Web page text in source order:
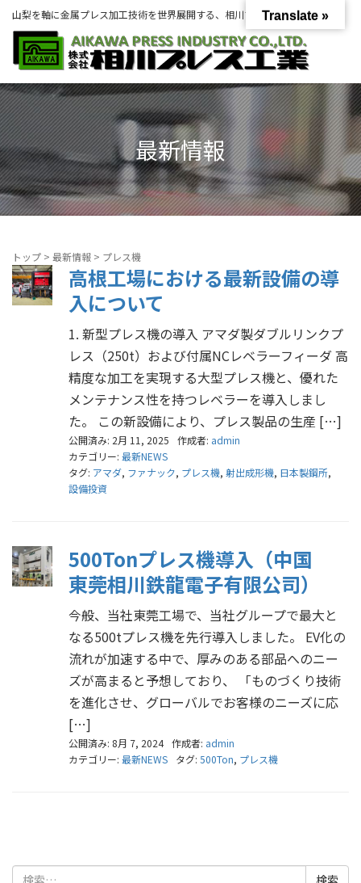
山梨を軸に金属プレス加工技術を世界展開する、相川プレス工業グループ。
最新情報
トップ > 最新情報 > プレス機
高根工場における最新設備の導
入について
1. 新型プレス機の導入 アマダ製ダブルリンクプ
レス（250t）および付属NCレベラーフィーダ 高
精度な加工を実現する大型プレス機と、優れた
メンテナンス性を持つレベラーを導入しまし
た。 この新設備により、プレス製品の生産 […]
公開済み: 2月 11, 2025 作成者: admin
カテゴリー: 最新NEWS
タグ: アマダ, ファナック, プレス機, 射出成形機, 日本製鋼所,
設備投資
500Tonプレス機導入（中国
東莞相川鉄龍電子有限公司）
今般、当社東莞工場で、当社グループで最大と
なる500tプレス機を先行導入しました。 EV化の
流れが加速する中で、厚みのある部品へのニー
ズが高まると予想しており、 「ものづくり技術
を進化させ、グローバルでお客様のニーズに応
[…]
公開済み: 8月 7, 2024 作成者: admin
カテゴリー: 最新NEWS タグ: 500Ton, プレス機
Translate »